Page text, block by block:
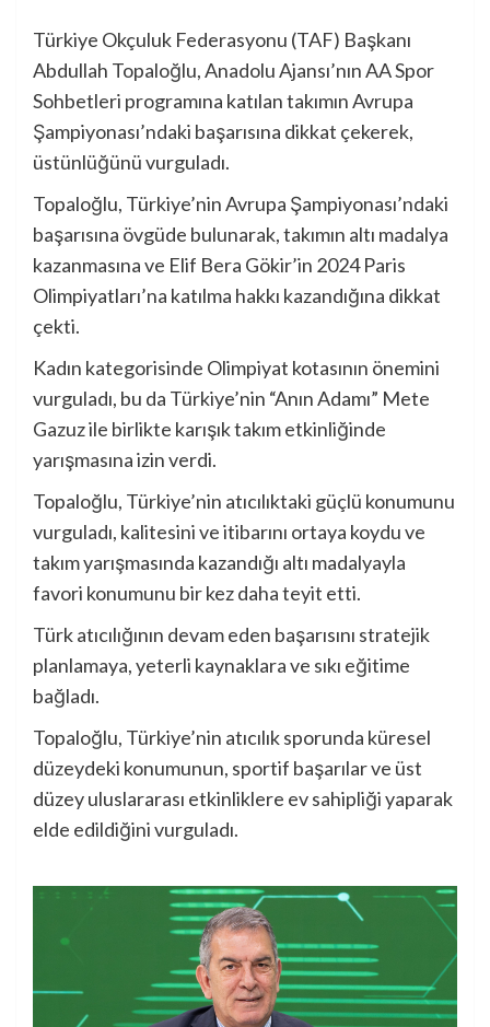
Türkiye Okçuluk Federasyonu (TAF) Başkanı
Abdullah Topaloğlu, Anadolu Ajansı’nın AA Spor
Sohbetleri programına katılan takımın Avrupa
Şampiyonası’ndaki başarısına dikkat çekerek,
üstünlüğünü vurguladı.
Topaloğlu, Türkiye’nin Avrupa Şampiyonası’ndaki
başarısına övgüde bulunarak, takımın altı madalya
kazanmasına ve Elif Bera Gökir’in 2024 Paris
Olimpiyatları’na katılma hakkı kazandığına dikkat
çekti.
Kadın kategorisinde Olimpiyat kotasının önemini
vurguladı, bu da Türkiye’nin “Anın Adamı” Mete
Gazuz ile birlikte karışık takım etkinliğinde
yarışmasına izin verdi.
Topaloğlu, Türkiye’nin atıcılıktaki güçlü konumunu
vurguladı, kalitesini ve itibarını ortaya koydu ve
takım yarışmasında kazandığı altı madalyayla
favori konumunu bir kez daha teyit etti.
Türk atıcılığının devam eden başarısını stratejik
planlamaya, yeterli kaynaklara ve sıkı eğitime
bağladı.
Topaloğlu, Türkiye’nin atıcılık sporunda küresel
düzeydeki konumunun, sportif başarılar ve üst
düzey uluslararası etkinliklere ev sahipliği yaparak
elde edildiğini vurguladı.